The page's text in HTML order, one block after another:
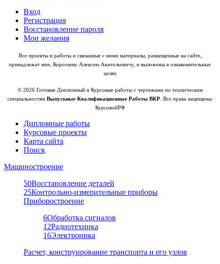
Вход
Регистрация
Восстановление пароля
Мои желания
Все проекты и работы и связанные с ними материалы, размещенные на сайте,
принадлежат мне, Коротаеву Алексею Анатольевичу, и выложены в ознакомительных
целях
© 2026 Готовые Дипломный и Курсовые работы с чертежами по техническим
специальностям Выпускные Квалификационные Работы ВКР. Все права защищены.
КурсовойРФ
Дипломные работы
Курсовые проекты
Карта сайта
Поиск
Машиностроение
50Восстановление деталей
25Контрольно-измерительные приборы
Приборостроение
6Обработка сигналов
12Радиотехника
16Электроника
Расчет, конструирование транспорта и его узлов